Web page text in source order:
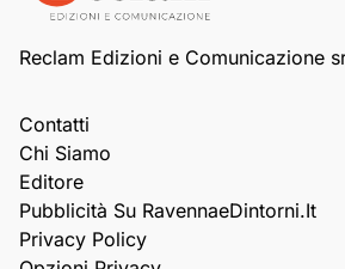
Reclam Edizioni e Comunicazione
Contatti
Chi Siamo
Editore
Pubblicità Su RavennaeDintorni.it
Privacy Policy